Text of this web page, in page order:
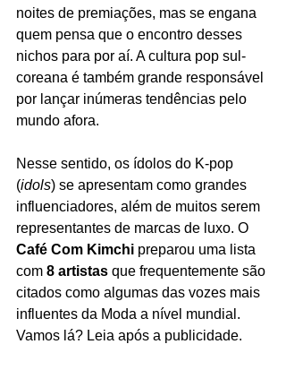
noites de premiações, mas se engana
quem pensa que o encontro desses
nichos para por aí. A cultura pop sul-
coreana é também grande responsável
por lançar inúmeras tendências pelo
mundo afora.
Nesse sentido, os ídolos do K-pop
(idols) se apresentam como grandes
influenciadores, além de muitos serem
representantes de marcas de luxo. O
Café Com Kimchi preparou uma lista
com 8 artistas que frequentemente são
citados como algumas das vozes mais
influentes da Moda a nível mundial.
Vamos lá? Leia após a publicidade.